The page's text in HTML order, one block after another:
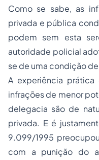
Como se sabe, as
privada e pública
podem sem esta
autoridade policial
se de uma condição
A experiência
infrações de menor
delegacia são de
privada. E é
9.099/1995
com a punição do